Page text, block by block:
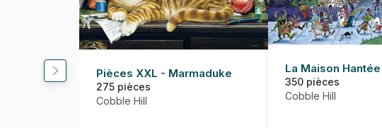
Pièces XXL - Marmaduke
275 pièces
Cobble Hill
La Maison Hantée
350 pièces
Cobble Hill